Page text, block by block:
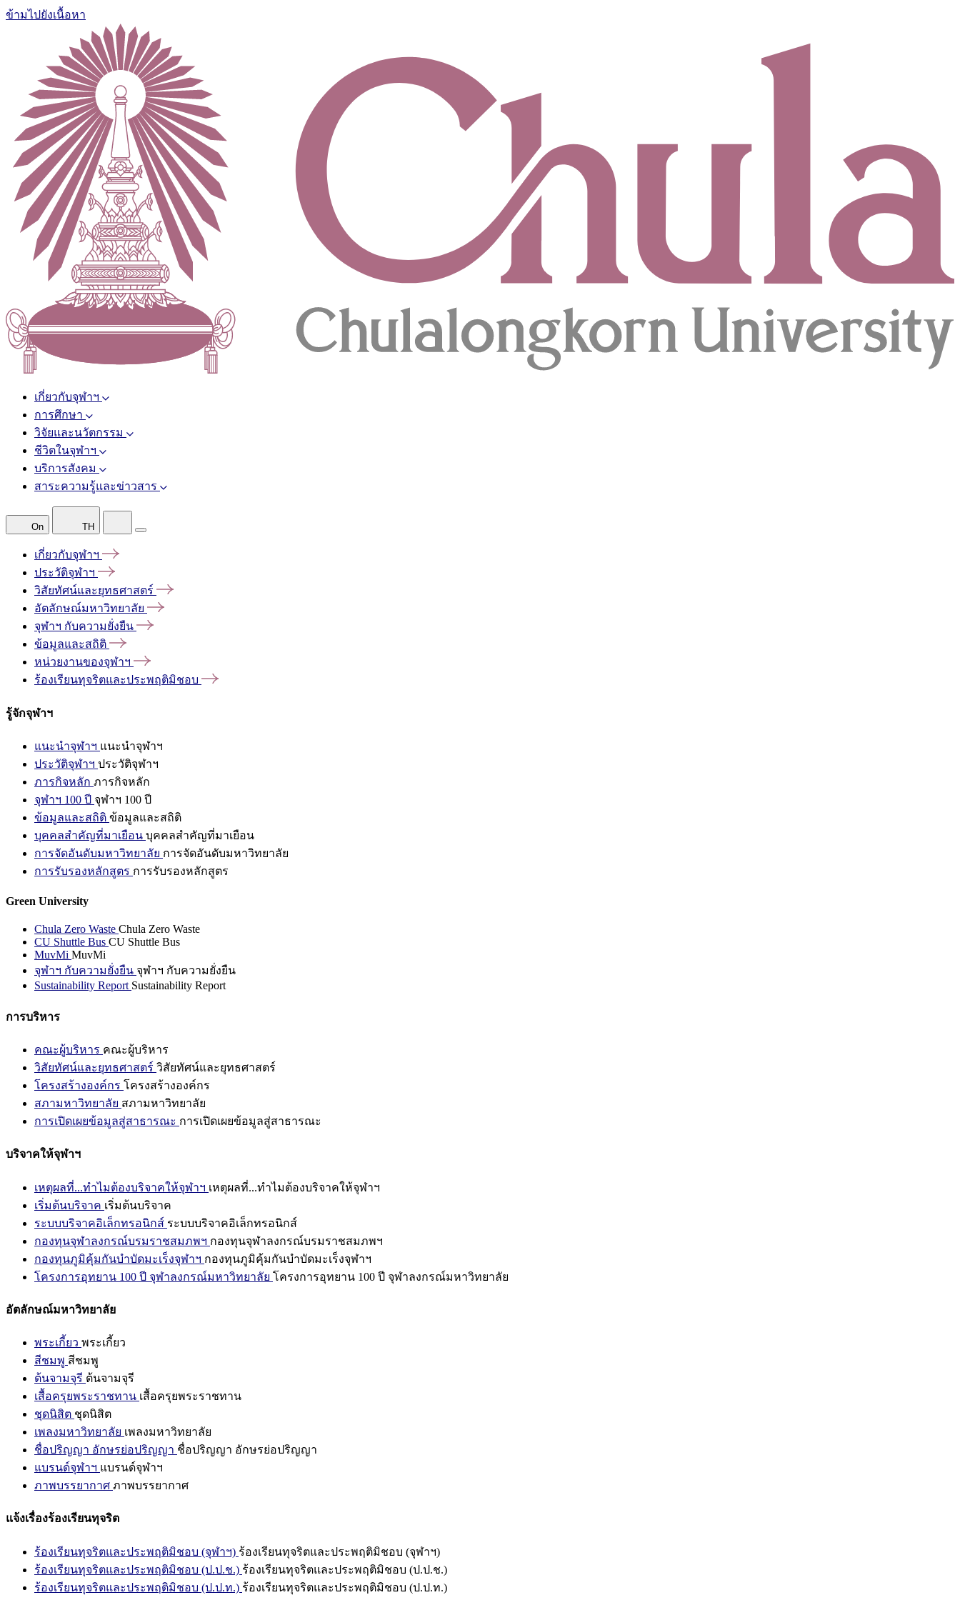
ข้ามไปยังเนื้อหา
เกี่ยวกับจุฬาฯ
การศึกษา
วิจัยและนวัตกรรม
ชีวิตในจุฬาฯ
บริการสังคม
สาระความรู้และข่าวสาร
On TH
เกี่ยวกับจุฬาฯ
ประวัติจุฬาฯ
วิสัยทัศน์และยุทธศาสตร์
อัตลักษณ์มหาวิทยาลัย
จุฬาฯ กับความยั่งยืน
ข้อมูลและสถิติ
หน่วยงานของจุฬาฯ
ร้องเรียนทุจริตและประพฤติมิชอบ
รู้จักจุฬาฯ
แนะนำจุฬาฯ แนะนำจุฬาฯ
ประวัติจุฬาฯ ประวัติจุฬาฯ
ภารกิจหลัก ภารกิจหลัก
จุฬาฯ 100 ปี จุฬาฯ 100 ปี
ข้อมูลและสถิติ ข้อมูลและสถิติ
บุคคลสำคัญที่มาเยือน บุคคลสำคัญที่มาเยือน
การจัดอันดับมหาวิทยาลัย การจัดอันดับมหาวิทยาลัย
การรับรองหลักสูตร การรับรองหลักสูตร
Green University
Chula Zero Waste Chula Zero Waste
CU Shuttle Bus CU Shuttle Bus
MuvMi MuvMi
จุฬาฯ กับความยั่งยืน จุฬาฯ กับความยั่งยืน
Sustainability Report Sustainability Report
การบริหาร
คณะผู้บริหาร คณะผู้บริหาร
วิสัยทัศน์และยุทธศาสตร์ วิสัยทัศน์และยุทธศาสตร์
โครงสร้างองค์กร โครงสร้างองค์กร
สภามหาวิทยาลัย สภามหาวิทยาลัย
การเปิดเผยข้อมูลสู่สาธารณะ การเปิดเผยข้อมูลสู่สาธารณะ
บริจาคให้จุฬาฯ
เหตุผลที่...ทำไมต้องบริจาคให้จุฬาฯ เหตุผลที่...ทำไมต้องบริจาคให้จุฬาฯ
เริ่มต้นบริจาค เริ่มต้นบริจาค
ระบบบริจาคอิเล็กทรอนิกส์ ระบบบริจาคอิเล็กทรอนิกส์
กองทุนจุฬาลงกรณ์บรมราชสมภพฯ กองทุนจุฬาลงกรณ์บรมราชสมภพฯ
กองทุนภูมิคุ้มกันบำบัดมะเร็งจุฬาฯ กองทุนภูมิคุ้มกันบำบัดมะเร็งจุฬาฯ
โครงการอุทยาน 100 ปี จุฬาลงกรณ์มหาวิทยาลัย โครงการอุทยาน 100 ปี จุฬาลงกรณ์มหาวิทยาลัย
อัตลักษณ์มหาวิทยาลัย
พระเกี้ยว พระเกี้ยว
สีชมพู สีชมพู
ต้นจามจุรี ต้นจามจุรี
เสื้อครุยพระราชทาน เสื้อครุยพระราชทาน
ชุดนิสิต ชุดนิสิต
เพลงมหาวิทยาลัย เพลงมหาวิทยาลัย
ชื่อปริญญา อักษรย่อปริญญา ชื่อปริญญา อักษรย่อปริญญา
แบรนด์จุฬาฯ แบรนด์จุฬาฯ
ภาพบรรยากาศ ภาพบรรยากาศ
แจ้งเรื่องร้องเรียนทุจริต
ร้องเรียนทุจริตและประพฤติมิชอบ (จุฬาฯ) ร้องเรียนทุจริตและประพฤติมิชอบ (จุฬาฯ)
ร้องเรียนทุจริตและประพฤติมิชอบ (ป.ป.ช.) ร้องเรียนทุจริตและประพฤติมิชอบ (ป.ป.ช.)
ร้องเรียนทุจริตและประพฤติมิชอบ (ป.ป.ท.) ร้องเรียนทุจริตและประพฤติมิชอบ (ป.ป.ท.)